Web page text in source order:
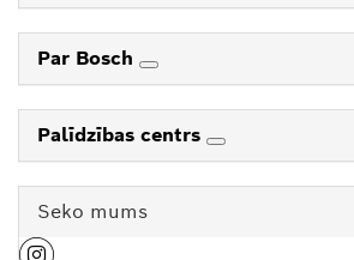
Par Bosch
Palīdzības centrs
Seko mums